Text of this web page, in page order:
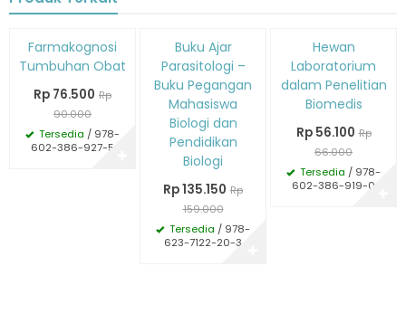
Diskon
15%
Farmakognosi
Tumbuhan Obat
Rp 76.500 Rp
90.000
Tersedia / 978-
602-386-927-5
DiskonBuku Ajar
Parasitologi –
Buku Pegangan
Mahasiswa
Biologi dan
Pendidikan
Biologi
Rp 135.150 Rp
159.000
Tersedia / 978-
623-7122-20-3
Hewan
Laboratorium
dalam Penelitian
Biomedis
Rp 56.100 Rp
66.000
Tersedia / 978-
602-386-919-0